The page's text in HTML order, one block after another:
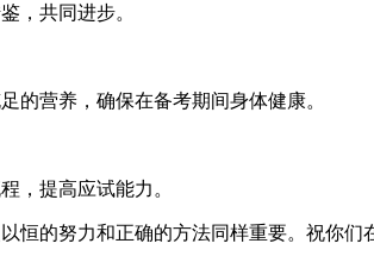
，共同进步。
的营养，确保在备考期间身体健康。
，提高应试能力。
恒的努力和正确的方法同样重要。祝你